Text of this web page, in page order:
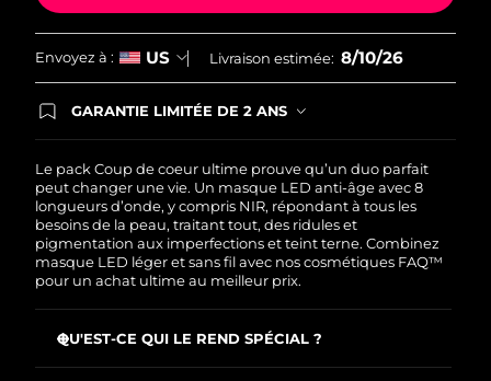
Envoyez à : US Livraison estimée: 8/10/26
GARANTIE LIMITÉE DE 2 ANS
FOREO. Cela signifie que si vous rencontrez des
problèmes avec votre appareil pendant les 2 ans
de garantie limitée, FOREO vous remplace ce
dernier gratuitement.
Le pack Coup de coeur ultime prouve qu’un duo parfait
peut changer une vie. Un masque LED anti-âge avec 8
longueurs d’onde, y compris NIR, répondant à tous les
besoins de la peau, traitant tout, des ridules et
pigmentation aux imperfections et teint terne. Combinez
masque LED léger et sans fil avec nos cosmétiques FAQ™
pour un achat ultime au meilleur prix.
QU'EST-CE QUI LE REND SPÉCIAL ?